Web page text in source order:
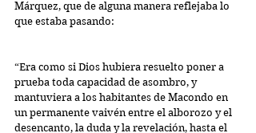
Márquez, que de alguna manera reflejaba lo
que estaba pasando:
“Era como si Dios hubiera resuelto poner a
prueba toda capacidad de asombro, y
mantuviera a los habitantes de Macondo en
un permanente vaivén entre el alborozo y el
desencanto, la duda y la revelación, hasta el